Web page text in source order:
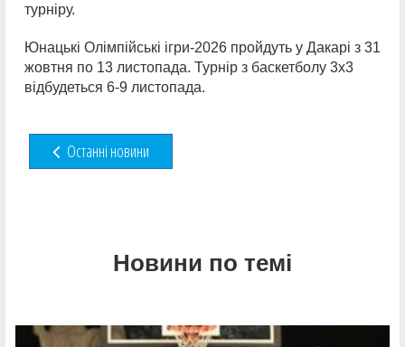
турніру.
Юнацькі Олімпійські ігри-2026 пройдуть у Дакарі з 31
жовтня по 13 листопада. Турнір з баскетболу 3х3
відбудеться 6-9 листопада.
Останні новини
Новини по темі